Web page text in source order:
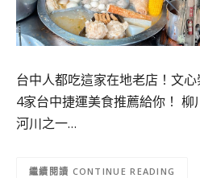
台中人都吃這家在地老店！文
4家台中捷運美食推薦給你！
河川之一…
CONTINUE READING